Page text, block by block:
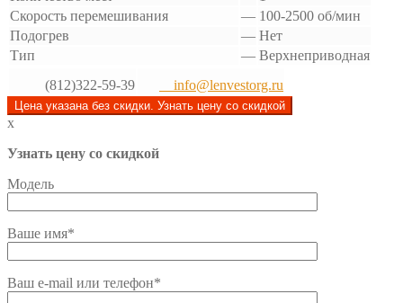
Скорость перемешивания
— 100-2500 об/мин
Подогрев
— Нет
Тип
— Верхнеприводная
(812)322-59-39
info@lenvestorg.ru
Цена указана без скидки. Узнать цену со скидкой
x
Узнать цену со скидкой
Модель
Ваше имя*
Ваш e-mail или телефон*